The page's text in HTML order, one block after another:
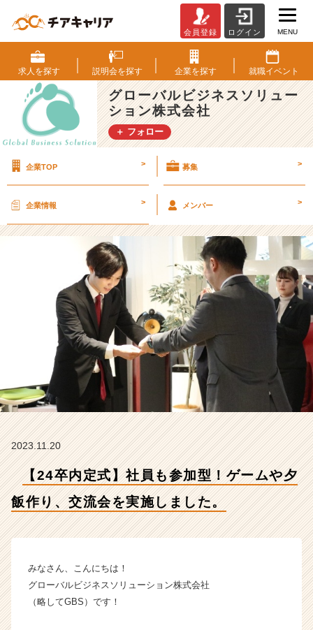
4
卒
内
定
式】
社
員
加
ー
ム
や
夕
飯
作
り、
交
流
会
を
【グ
ー
ル
ジ
ネ
会員登録 ログイン MENU
求人を探す 説明会を探す 企業を探す 就職イベント
グローバルビジネスソリュー
ション株式会社
＋ フォロー
企業TOP > 募集 >
企業情報 > メンバー >
2023.11.20
【24卒内定式】社員も参加型！ゲームや夕
飯作り、交流会を実施しました。
みなさん、こんにちは！
グローバルビジネスソリューション株式会社
（略してGBS）です！